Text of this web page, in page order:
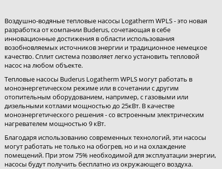
Воздушно-водяные тепловые насосы Logatherm WPLS - это новая
разработка от компании Buderus, сочетающая в себе
инновационные достижения в области использования
возобновляемых источников энергии и традиционное немецкое
качество. Сплит система позволяет легко установить тепловой
насос на любом объекте.
Тепловые насосы Buderus Logatherm WPLS могут работать в
моноэнергетическом режиме или в сочетании с другим
отопительным оборудованием, например, с газовыми или
дизельными котлами мощностью до 25кВт. В качестве
моноэнергетического решения - со встроенным электрическим
нагревателем мощностью 9 кВт.
Благодаря использованию современных технологий, эти насосы
могут работать не только на обогрев, но и на охлаждение
помещений. При этом 75% необходимой для эксплуатации энергии,
насосы будут получить бесплатно из окружающего воздуха.